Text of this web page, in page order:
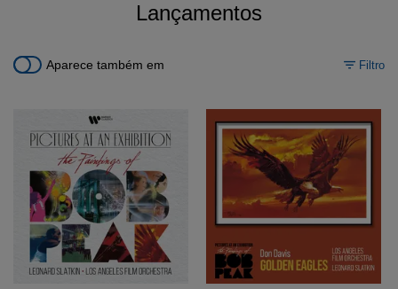
Lançamentos
Aparece também em Filtro